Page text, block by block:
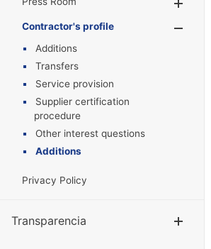
Contractor's profile
Additions
Transfers
Service provision
Supplier certification
procedure
Other interest questions
Additions
Privacy Policy
Transparencia